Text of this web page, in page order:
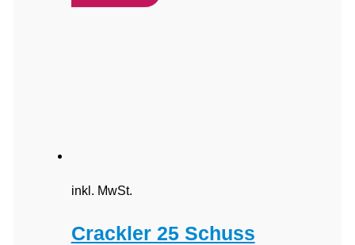
inkl. MwSt.
Crackler 25 Schuss